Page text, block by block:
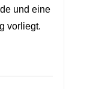
und eine
vorliegt.